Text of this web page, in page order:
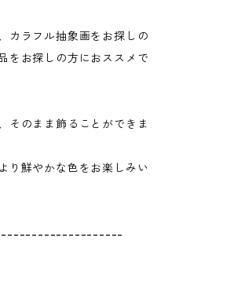
カラフル抽象画をお探しの
をお探しの方におススメで
そのまま飾ることができま
り鮮やかな色をお楽しみい